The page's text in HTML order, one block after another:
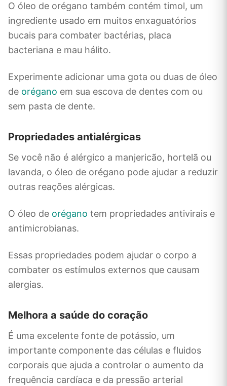
O óleo de orégano também contém timol, um
ingrediente usado em muitos enxaguatórios
bucais para combater bactérias, placa
bacteriana e mau hálito.
Experimente adicionar uma gota ou duas de óleo
de orégano em sua escova de dentes com ou
sem pasta de dente.
Propriedades antialérgicas
Se você não é alérgico a manjericão, hortelã ou
lavanda, o óleo de orégano pode ajudar a reduzir
outras reações alérgicas.
O óleo de orégano tem propriedades antivirais e
antimicrobianas.
Essas propriedades podem ajudar o corpo a
combater os estímulos externos que causam
alergias.
Melhora a saúde do coração
É uma excelente fonte de potássio, um
importante componente das células e fluidos
corporais que ajuda a controlar o aumento da
frequência cardíaca e da pressão arterial